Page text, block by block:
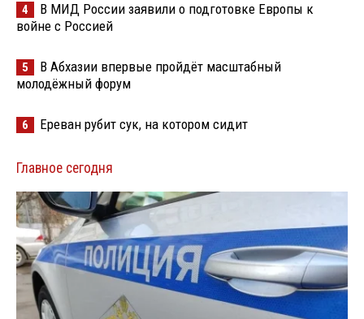
4
В МИД России заявили о подготовке Европы к
войне с Россией
5
В Абхазии впервые пройдёт масштабный
молодёжный форум
6 Ереван рубит сук, на котором сидит
Главное сегодня